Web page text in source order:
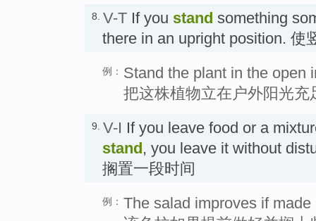
8. V-T If you stand something
there in an upright position. 使
例： Stand the plant in the open
把这株植物立在户外阳光充
9. V-I If you leave food or a
stand, you leave it without
搁置一段时间
例： The salad improves if